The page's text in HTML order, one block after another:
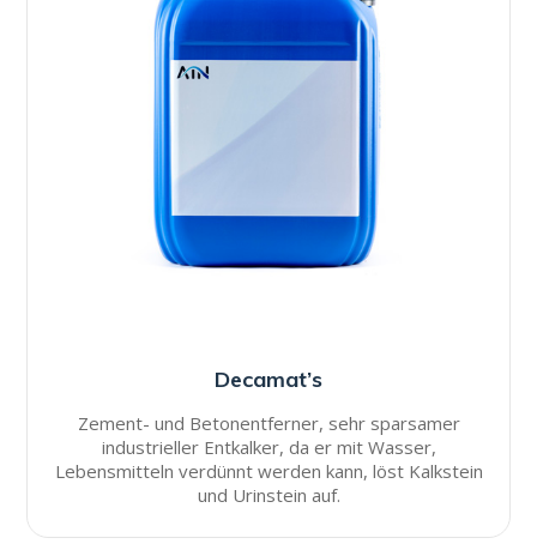
Decamat’s
Zement- und Betonentferner, sehr sparsamer
industrieller Entkalker, da er mit Wasser,
Lebensmitteln verdünnt werden kann, löst Kalkstein
und Urinstein auf.